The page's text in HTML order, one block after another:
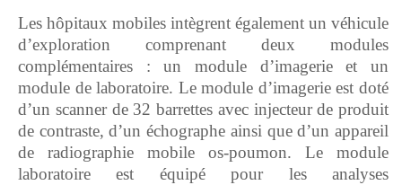
‎Les hôpitaux mobiles intègrent également un véhicule
d’exploration comprenant deux modules
complémentaires : un module d’imagerie et un
module de laboratoire. Le module d’imagerie est doté
d’un scanner de 32 barrettes avec injecteur de produit
de contraste, d’un échographe ainsi que d’un appareil
de radiographie mobile os-poumon. Le module
laboratoire est équipé pour les analyses